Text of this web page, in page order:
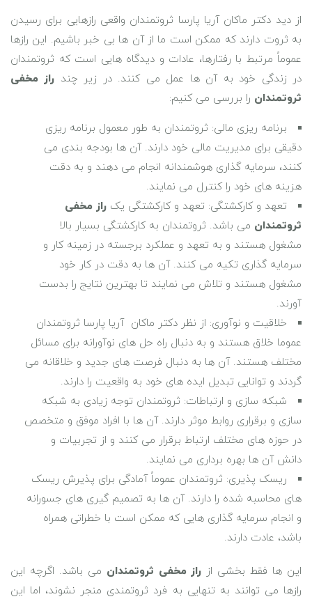
از دید دکتر ماکان آریا پارسا ثروتمندان واقعی رازهایی برای رسیدن
به ثروت دارند که ممکن است ما از آن‌ ها بی ‌خبر باشیم. این رازها
عموماً مرتبط با رفتارها، عادات و دیدگاه ‌هایی است که ثروتمندان
در زندگی خود به آن‌ ها عمل می‌ کنند. در زیر چند راز مخفی
ثروتمندان را بررسی می ‌کنیم:
برنامه‌ ریزی مالی: ثروتمندان به طور معمول برنامه ‌ریزی
دقیقی برای مدیریت مالی خود دارند. آن‌ ها بودجه‌ بندی می
‌کنند، سرمایه‌ گذاری هوشمندانه انجام می ‌دهند و به دقت
هزینه‌ های خود را کنترل می‌ نمایند.
تعهد و کارکشتگی: تعهد و کارکشتگی یک راز مخفی
ثروتمندان می باشد. ثروتمندان به کارکشتگی بسیار بالا
مشغول هستند و به تعهد و عملکرد برجسته در زمینه کار و
سرمایه‌ گذاری تکیه می ‌کنند. آن‌ ها به دقت در کار خود
مشغول هستند و تلاش می ‌نمایند تا بهترین نتایج را بدست
آورند.
خلاقیت و نوآوری: از نظر دکتر ماکان آریا پارسا ثروتمندان
عموما خلاق هستند و به دنبال راه‌ حل ‌های نوآورانه برای مسائل
مختلف هستند. آن ‌ها به دنبال فرصت‌ های جدید و خلاقانه می
‌گردند و توانایی تبدیل ایده ‌های خود به واقعیت را دارند.
شبکه‌ سازی و ارتباطات: ثروتمندان توجه زیادی به شبکه‌
سازی و برقراری روابط موثر دارند. آن‌ ها با افراد موفق و متخصص
در حوزه‌ های مختلف ارتباط برقرار می ‌کنند و از تجربیات و
دانش آن ‌ها بهره‌ برداری می‌ نمایند.
ریسک ‌پذیری: ثروتمندان عموماً آمادگی برای پذیرش ریسک
‌های محاسبه ‌شده را دارند. آن ‌ها به تصمیم‌ گیری‌ های جسورانه
و انجام سرمایه ‌گذاری‌ هایی که ممکن است با خطراتی همراه
باشد، عادت دارند.
این ها فقط بخشی از راز مخفی ثروتمندان می باشد. اگرچه این
رازها می ‌توانند به تنهایی به فرد ثروتمندی منجر نشوند، اما این